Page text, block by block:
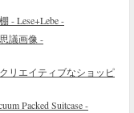
- Lese+Lebe -
議画像 -
リエイティブなショッピ
Packed Suitcase -